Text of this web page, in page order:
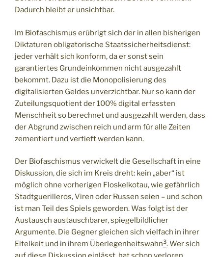
Dadurch bleibt er unsichtbar.
Im Biofaschismus erübrigt sich der in allen bisherigen
Diktaturen obligatorische Staatssicherheitsdienst:
jeder verhält sich konform, da er sonst sein
garantiertes Grundeinkommen nicht ausgezahlt
bekommt. Dazu ist die Monopolisierung des
digitalisierten Geldes unverzichtbar. Nur so kann der
Zuteilungsquotient der 100% digital erfassten
Menschheit so berechnet und ausgezahlt werden, dass
der Abgrund zwischen reich und arm für alle Zeiten
zementiert und vertieft werden kann.
Der Biofaschismus verwickelt die Gesellschaft in eine
Diskussion, die sich im Kreis dreht: kein „aber“ ist
möglich ohne vorherigen Floskelkotau, wie gefährlich
Stadtguerilleros, Viren oder Russen seien – und schon
ist man Teil des Spiels geworden. Was folgt ist der
Austausch austauschbarer, spiegelbildlicher
Argumente. Die Gegner gleichen sich vielfach in ihrer
Eitelkeit und in ihrem Überlegenheitswahn3. Wer sich